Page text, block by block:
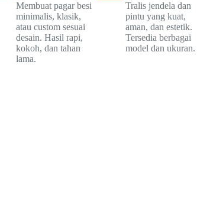
Membuat pagar besi
minimalis, klasik,
atau custom sesuai
desain. Hasil rapi,
kokoh, dan tahan
lama.
Tralis jendela dan
pintu yang kuat,
aman, dan estetik.
Tersedia berbagai
model dan ukuran.